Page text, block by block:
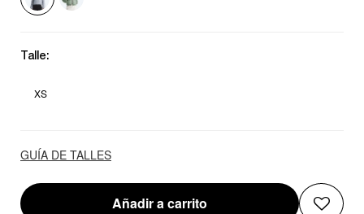
Talle:
XS
GUÍA DE TALLES
Añadir a carrito